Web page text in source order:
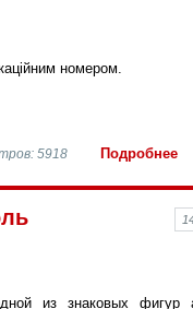
номером.
5918 Подробнее
из знаковых фигур